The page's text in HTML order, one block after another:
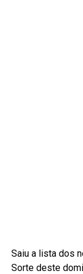
Saiu a lista dos
Sorte deste